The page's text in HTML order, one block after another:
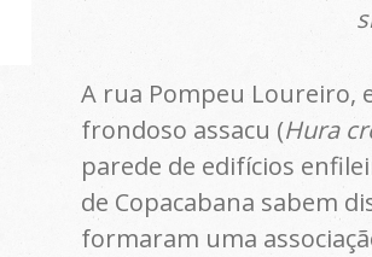
A rua Pompeu Loureiro,
frondoso assacu (Hura
parede de edifícios
de Copacabana sabem
formaram uma